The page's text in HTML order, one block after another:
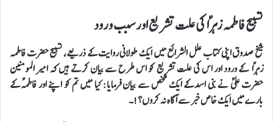
تسبیح فاطمہ زہراؑ کی علت تشریع اور سبب ورود
شیخ صدوق اپنی کتاب علل الشرائع میں ایک طولانی روایت کے ذریعے، تسبیح حضرت فاطمہ
زہراؑ کے ورود اور اس کی علت تشریع کو اس طرح سے بیان کرتے ہیں کہ امیر المومنین
حضرت علیؑ نے بنی اسد کے ایک شخص سے بیان فرمایا: کیا میں تم کو اپنے اور فاطمہؑ کے
بارے میں ایک خاص خبر سے آگاہ نہ کروں؟!۔